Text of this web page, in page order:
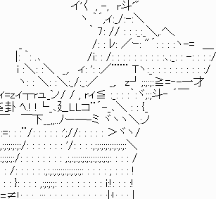
斗'"
:-:＼
,.ヘ、
: : :ヽ-= ＿
: :､:_: : -: : : :/
ヽ:_: : : : : : : : : :/
一才
:｀:ヾ;:;斗‐ ´￣
_､＼ : : {_
ヾヽヽ＼:ノ
: : ＞ヾヽ/
: :,:;:;:;:;:;:;:;:＼
: : : /
: : : : ; : : : !
: : : : : : : i:!: : : :!
: : : : : : : : : :|;!: : : |